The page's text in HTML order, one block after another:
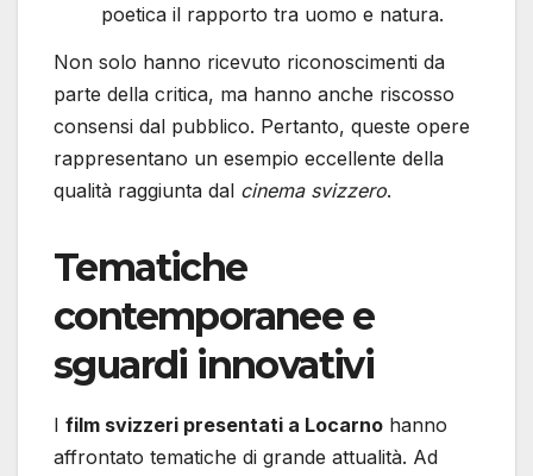
poetica il rapporto tra uomo e natura.
Non solo hanno ricevuto riconoscimenti da
parte della critica, ma hanno anche riscosso
consensi dal pubblico. Pertanto, queste opere
rappresentano un esempio eccellente della
qualità raggiunta dal cinema svizzero.
Tematiche
contemporanee e
sguardi innovativi
I film svizzeri presentati a Locarno hanno
affrontato tematiche di grande attualità. Ad